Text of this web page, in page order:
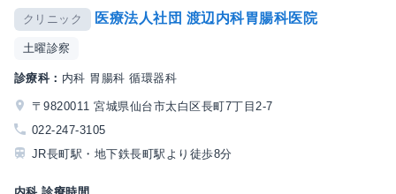
クリニック 医療法人社団 渡辺内科胃腸科医院
土曜診察
診療科： 内科 胃腸科 循環器科
〒9820011 宮城県仙台市太白区長町7丁目2-7
022-247-3105
JR長町駅・地下鉄長町駅より徒歩8分